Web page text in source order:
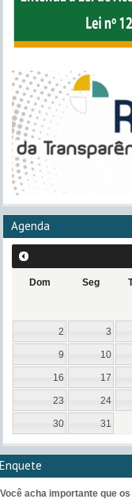
Agenda
Dom Seg
2 3
9 10
16 17
23 24
30 31
Enquete
Você acha importante que